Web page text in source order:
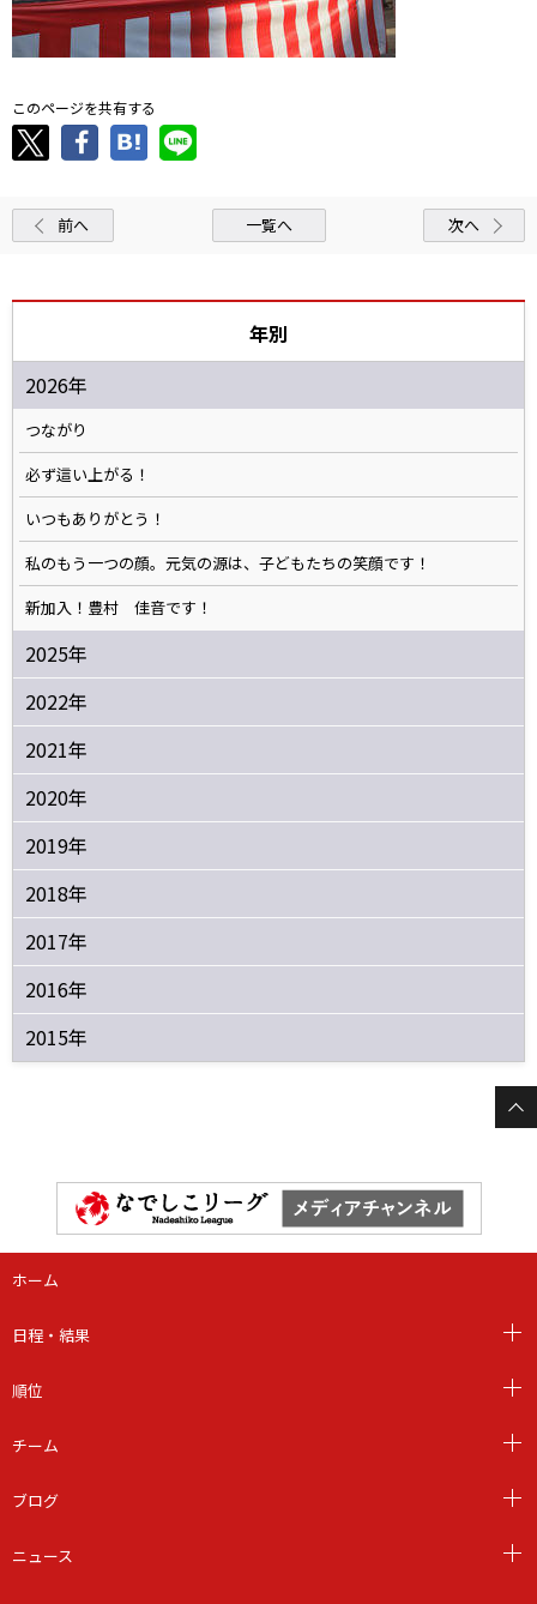
このページを共有する
前へ 一覧へ 次へ
年別
2026年
つながり
必ず這い上がる！
いつもありがとう！
私のもう一つの顔。元気の源は、子どもたちの笑顔です！
新加入！豊村 佳音です！
2025年
2022年
2021年
2020年
2019年
2018年
2017年
2016年
2015年
ホーム
日程・結果
順位
チーム
ブログ
ニュース